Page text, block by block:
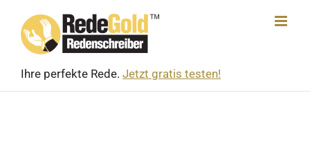
content
Ihre perfekte Rede. Jetzt gratis testen!